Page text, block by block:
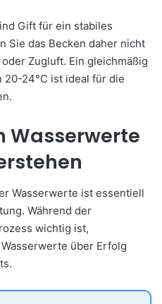
Gift für ein stabiles
Sie das Becken daher nicht
Zugluft. Ein gleichmäßig
24°C ist ideal für die
Wasserwerte
Wasserwerte ist essentiell
Während der
wichtig ist,
über Erfolg